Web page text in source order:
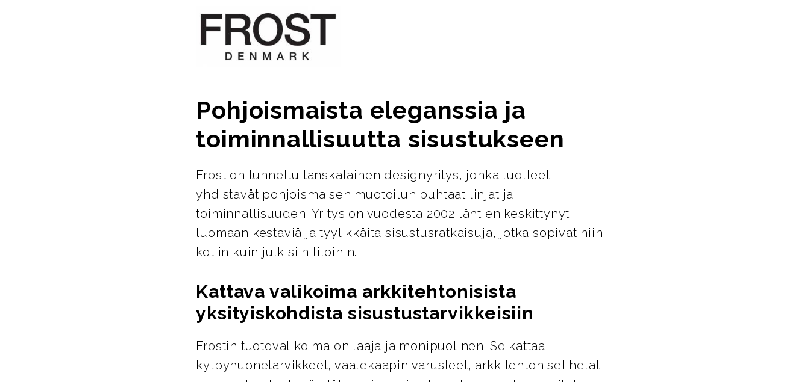
Pohjoismaista eleganssia ja
toiminnallisuutta sisustukseen
Frost on tunnettu tanskalainen designyritys, jonka tuotteet
yhdistävät pohjoismaisen muotoilun puhtaat linjat ja
toiminnallisuuden. Yritys on vuodesta 2002 lähtien keskittynyt
luomaan kestäviä ja tyylikkäitä sisustusratkaisuja, jotka sopivat niin
kotiin kuin julkisiin tiloihin.
Kattava valikoima arkkitehtonisista
yksityiskohdista sisustustarvikkeisiin
Frostin tuotevalikoima on laaja ja monipuolinen. Se kattaa
kylpyhuonetarvikkeet, vaatekaapin varusteet, arkkitehtoniset helat,